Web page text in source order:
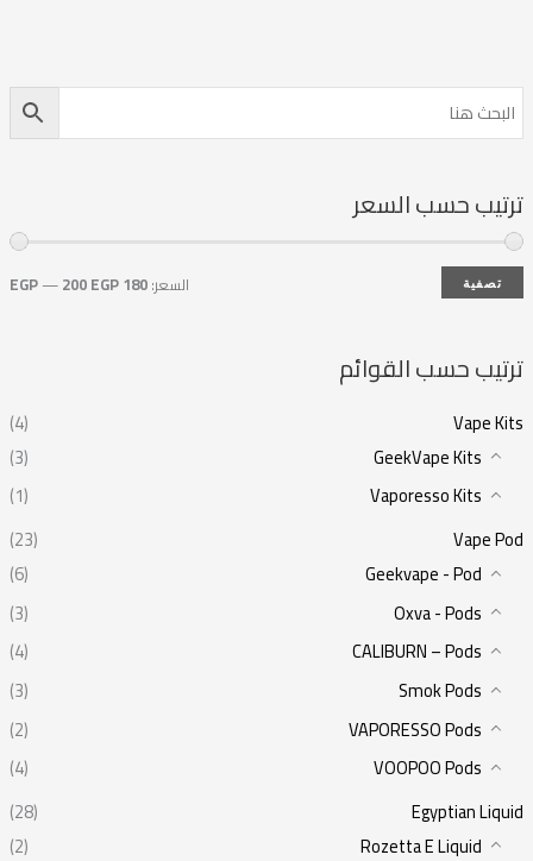
ترتيب حسب السعر
تصفية السعر:180 EGP
—200 EGP
ترتيب حسب القوائم
Vape Kits
(4)
GeekVape Kits
(3)
Vaporesso Kits
(1)
Vape Pod
(23)
Geekvape - Pod
(6)
Oxva - Pods
(3)
CALIBURN – Pods
(4)
Smok Pods
(3)
VAPORESSO Pods
(2)
VOOPOO Pods
(4)
Egyptian Liquid
(28)
Rozetta E Liquid
(2)